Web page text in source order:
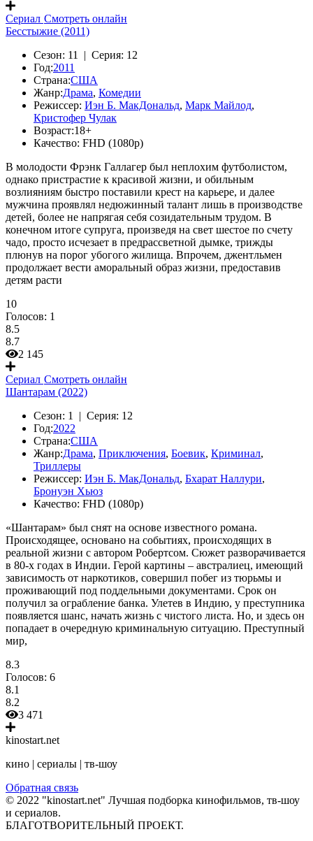
Сериал Смотреть онлайн
Бесстыжие (2011)
Сезон: 11 | Серия: 12
Год:2011
Страна:США
Жанр:Драма, Комедии
Режиссер: Иэн Б. МакДональд, Марк Майлод,
Кристофер Чулак
Возраст:18+
Качество: FHD (1080p)
В молодости Фрэнк Галлагер был неплохим футболистом,
однако пристрастие к красивой жизни, и обильным
возлияниям быстро поставили крест на карьере, и далее
мужчина проявлял недюжинный талант лишь в производстве
детей, более не напрягая себя созидательным трудом. В
конечном итоге супруга, произведя на свет шестое по счету
чадо, просто исчезает в предрассветной дымке, трижды
плюнув на порог убогого жилища. Впрочем, джентльмен
продолжает вести аморальный образ жизни, предоставив
детям расти
10
Голосов: 1
8.5
8.7
2 145
Сериал Смотреть онлайн
Шантарам (2022)
Сезон: 1 | Серия: 12
Год:2022
Страна:США
Жанр:Драма, Приключения, Боевик, Криминал,
Триллеры
Режиссер: Иэн Б. МакДональд, Бхарат Наллури,
Бронуэн Хьюз
Качество: FHD (1080p)
«Шантарам» был снят на основе известного романа.
Происходящее, основано на событиях, происходящих в
реальной жизни с автором Робертсом. Сюжет разворачивается
в 80-х годах в Индии. Герой картины – австралиец, имеющий
зависимость от наркотиков, совершил побег из тюрьмы и
проживающий под поддельными документами. Срок он
получил за ограбление банка. Улетев в Индию, у преступника
появляется шанс, начать жизнь с чистого листа. Но, и здесь он
попадает в очередную криминальную ситуацию. Преступный
мир,
8.3
Голосов: 6
8.1
8.2
3 471
kinostart.net
кино | сериалы | тв-шоу
Обратная связь
© 2022 "kinostart.net" Лучшая подборка кинофильмов, тв-шоу
и сериалов.
БЛАГОТВОРИТЕЛЬНЫЙ ПРОЕКТ.